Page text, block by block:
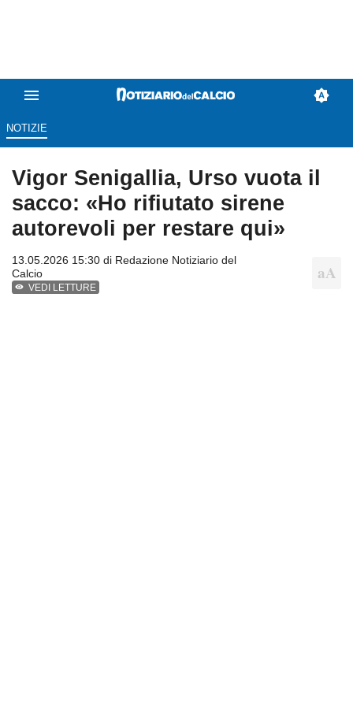
NOTIZIE
Vigor Senigallia, Urso vuota il
sacco: «Ho rifiutato sirene
autorevoli per restare qui»
13.05.2026 15:30 di Redazione Notiziario del
Calcio
VEDI LETTURE